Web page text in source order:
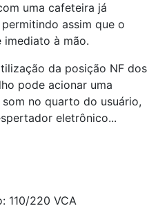
uma cafeteira já
assim que o
imediato à mão.
da posição NF dos
pode acionar uma
no quarto do usuário,
eletrônico...
110/220 VCA